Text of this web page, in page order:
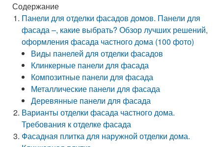
Содержание
Панели для отделки фасадов домов. Панели для
фасада –, какие выбрать? Обзор лучших решений,
оформления фасада частного дома (100 фото)
Виды панелей для отделки фасадов
Клинкерные панели для фасада
Композитные панели для фасада
Металлические панели для фасада
Деревянные панели для фасада
Варианты отделки фасада частного дома.
Требования к отделке фасада
Фасадная плитка для наружной отделки дома.